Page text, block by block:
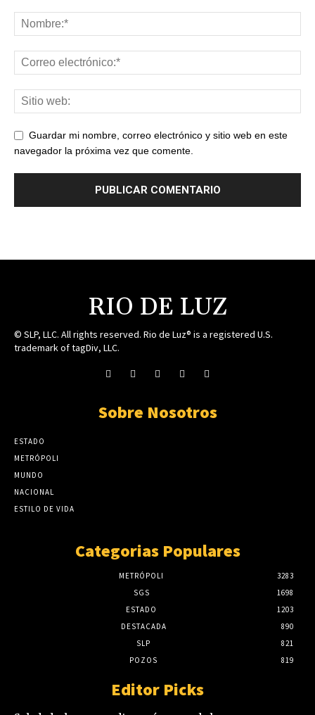
Guardar mi nombre, correo electrónico y sitio web en este
navegador la próxima vez que comente.
RIO DE LUZ
© SLP, LLC. All rights reserved. Rio de Luz® is a registered U.S.
trademark of tagDiv, LLC.
Sobre Nosotros
ESTADO
METRÓPOLI
MUNDO
NACIONAL
ESTILO DE VIDA
Categorias Populares
METRÓPOLI
3283
SGS
1698
ESTADO
1203
DESTACADA
890
SLP
821
POZOS
819
Editor Picks